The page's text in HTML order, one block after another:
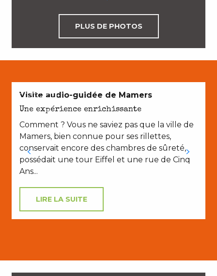
PLUS DE PHOTOS
EN COUPLE
Visite audio-guidée de Mamers
Une expérience enrichissante
Comment ? Vous ne saviez pas que la ville de
Mamers, bien connue pour ses rillettes,
conservait encore des chambres de sûreté,
possédait une tour Eiffel et une rue de Cinq
Ans...
LIRE LA SUITE